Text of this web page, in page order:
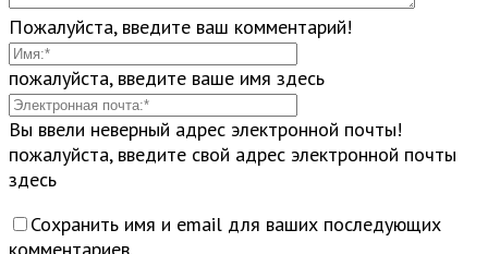
Пожалуйста, введите ваш комментарий!
пожалуйста, введите ваше имя здесь
Вы ввели неверный адрес электронной почты!
пожалуйста, введите свой адрес электронной почты
здесь
Сохранить имя и email для ваших последующих